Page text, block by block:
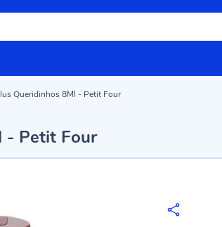
Queridinhos 8Ml - Petit Four
- Petit Four